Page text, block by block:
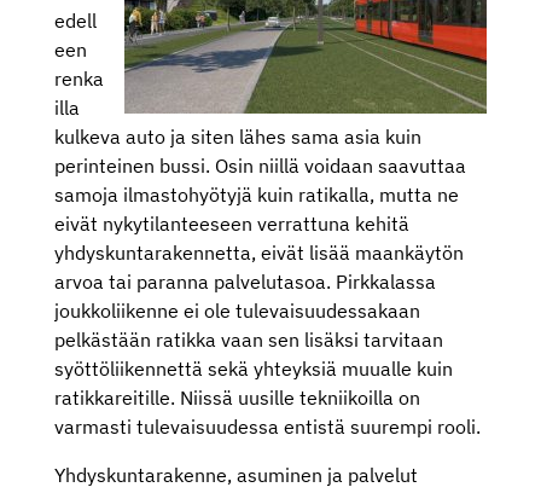
edell
een
renka
illa
kulkeva auto ja siten lähes sama asia kuin
perinteinen bussi. Osin niillä voidaan saavuttaa
samoja ilmastohyötyjä kuin ratikalla, mutta ne
eivät nykytilanteeseen verrattuna kehitä
yhdyskuntarakennetta, eivät lisää maankäytön
arvoa tai paranna palvelutasoa. Pirkkalassa
joukkoliikenne ei ole tulevaisuudessakaan
pelkästään ratikka vaan sen lisäksi tarvitaan
syöttöliikennettä sekä yhteyksiä muualle kuin
ratikkareitille. Niissä uusille tekniikoilla on
varmasti tulevaisuudessa entistä suurempi rooli.
Yhdyskuntarakenne, asuminen ja palvelut